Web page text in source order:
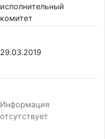
исполнительный
комитет
29.03.2019
Информация
отсутствует